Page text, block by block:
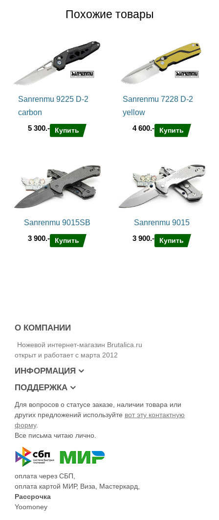
Похожие товары
Sanrenmu 9225 D-2
carbon
5 300.-
Купить
Sanrenmu 7228 D-2
yellow
4 600.-
Купить
Sanrenmu 9015SB
3 900.-
Купить
Sanrenmu 9015
3 900.-
Купить
О КОМПАНИИ
Ножевой интернет-магазин Brutalica.ru
открыт и работает с марта 2012
ИНФОРМАЦИЯ
ПОДДЕРЖКА
Для вопросов о статусе заказе, наличии товара или
других предложений используйте вот эту контактную
форму.
Все письма читаю лично.
оплата через СБП,
оплата картой МИР, Виза, Мастеркард,
Рассрочка
Yoomoney